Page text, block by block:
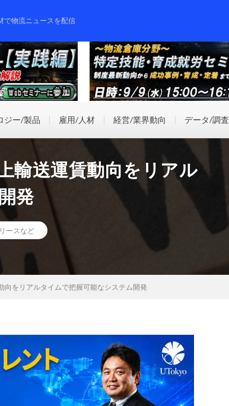
で物流ニュースを配信
ジー/製品 雇用/人材 経営/業界動向 データ/調査
輸送運賃動向をリアル
発
ースなど
をリアルタイムで把握可能なシステム開発